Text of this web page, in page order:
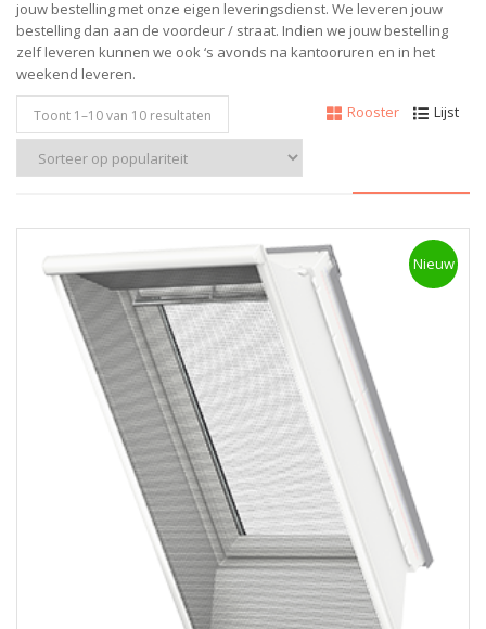
jouw bestelling met onze eigen leveringsdienst. We leveren jouw
bestelling dan aan de voordeur / straat. Indien we jouw bestelling
zelf leveren kunnen we ook ‘s avonds na kantooruren en in het
weekend leveren.
Rooster
Lijst
Toont 1–10van 10 resultaten
Nieuw